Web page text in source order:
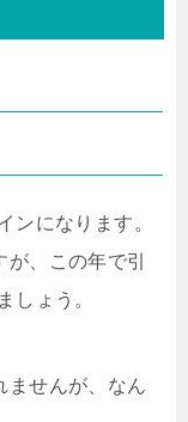
ンになります。
、この年で引
しょう。
ませんが、なん